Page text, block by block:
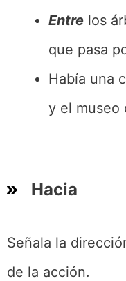
Entre los
que pasa
Había una
y el museo
Hacia
Señala la
de la acción.